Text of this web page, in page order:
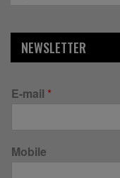
NEWSLETTER
E-mail *
Mobile